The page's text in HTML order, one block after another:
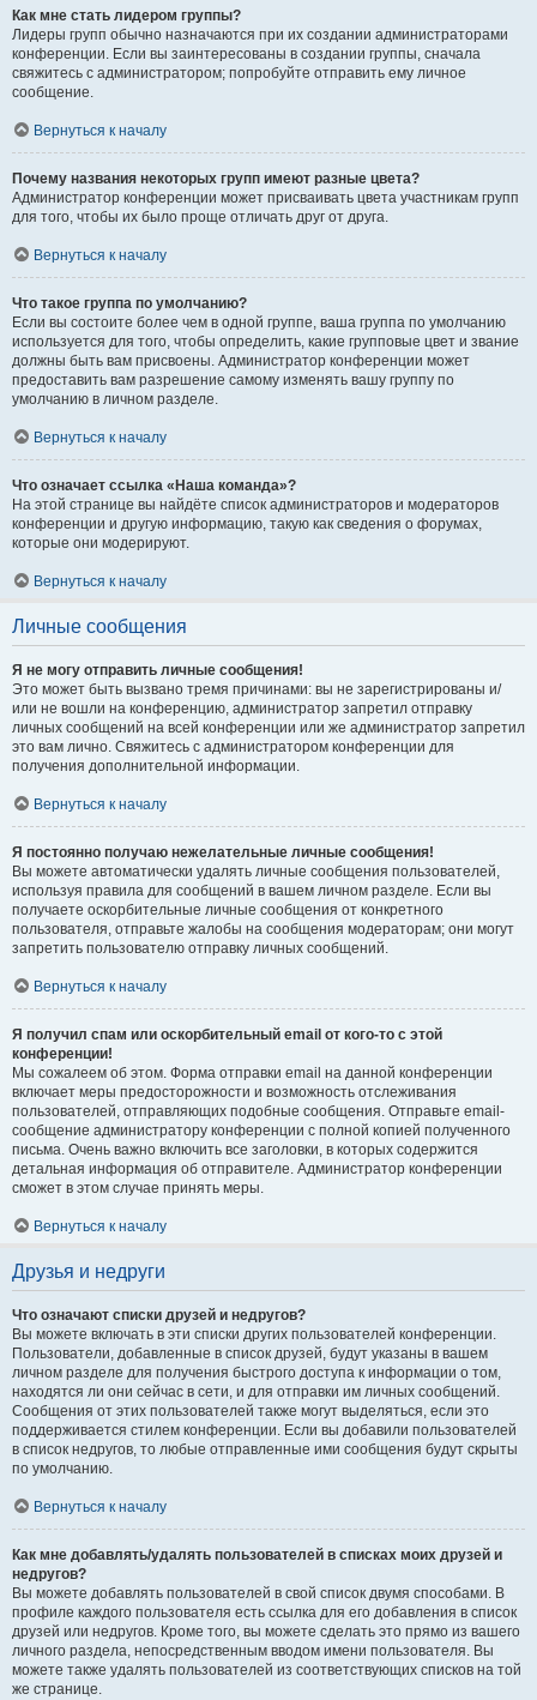
Как мне стать лидером группы?
Лидеры групп обычно назначаются при их создании администраторами
конференции. Если вы заинтересованы в создании группы, сначала
свяжитесь с администратором; попробуйте отправить ему личное
сообщение.
Вернуться к началу
Почему названия некоторых групп имеют разные цвета?
Администратор конференции может присваивать цвета участникам групп
для того, чтобы их было проще отличать друг от друга.
Вернуться к началу
Что такое группа по умолчанию?
Если вы состоите более чем в одной группе, ваша группа по умолчанию
используется для того, чтобы определить, какие групповые цвет и звание
должны быть вам присвоены. Администратор конференции может
предоставить вам разрешение самому изменять вашу группу по
умолчанию в личном разделе.
Вернуться к началу
Что означает ссылка «Наша команда»?
На этой странице вы найдёте список администраторов и модераторов
конференции и другую информацию, такую как сведения о форумах,
которые они модерируют.
Вернуться к началу
Личные сообщения
Я не могу отправить личные сообщения!
Это может быть вызвано тремя причинами: вы не зарегистрированы и/
или не вошли на конференцию, администратор запретил отправку
личных сообщений на всей конференции или же администратор запретил
это вам лично. Свяжитесь с администратором конференции для
получения дополнительной информации.
Вернуться к началу
Я постоянно получаю нежелательные личные сообщения!
Вы можете автоматически удалять личные сообщения пользователей,
используя правила для сообщений в вашем личном разделе. Если вы
получаете оскорбительные личные сообщения от конкретного
пользователя, отправьте жалобы на сообщения модераторам; они могут
запретить пользователю отправку личных сообщений.
Вернуться к началу
Я получил спам или оскорбительный email от кого-то с этой
конференции!
Мы сожалеем об этом. Форма отправки email на данной конференции
включает меры предосторожности и возможность отслеживания
пользователей, отправляющих подобные сообщения. Отправьте email-
сообщение администратору конференции с полной копией полученного
письма. Очень важно включить все заголовки, в которых содержится
детальная информация об отправителе. Администратор конференции
сможет в этом случае принять меры.
Вернуться к началу
Друзья и недруги
Что означают списки друзей и недругов?
Вы можете включать в эти списки других пользователей конференции.
Пользователи, добавленные в список друзей, будут указаны в вашем
личном разделе для получения быстрого доступа к информации о том,
находятся ли они сейчас в сети, и для отправки им личных сообщений.
Сообщения от этих пользователей также могут выделяться, если это
поддерживается стилем конференции. Если вы добавили пользователей
в список недругов, то любые отправленные ими сообщения будут скрыты
по умолчанию.
Вернуться к началу
Как мне добавлять/удалять пользователей в списках моих друзей и
недругов?
Вы можете добавлять пользователей в свой список двумя способами. В
профиле каждого пользователя есть ссылка для его добавления в список
друзей или недругов. Кроме того, вы можете сделать это прямо из вашего
личного раздела, непосредственным вводом имени пользователя. Вы
можете также удалять пользователей из соответствующих списков на той
же странице.